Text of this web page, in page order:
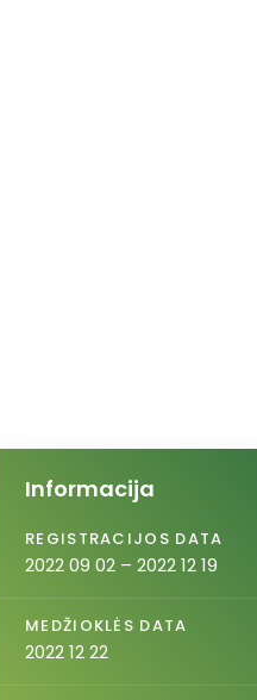
Informacija
REGISTRACIJOS DATA
2022 09 02 – 2022 12 19
MEDŽIOKLĖS DATA
2022 12 22